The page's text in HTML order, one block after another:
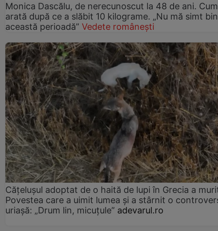
Monica Dascălu, de nerecunoscut la 48 de ani. Cum
arată după ce a slăbit 10 kilograme. „Nu mă simt
această perioadă” Vedete românești
Cățelușul adoptat de o haită de lupi în Grecia a
Povestea care a uimit lumea și a stârnit o
uriașă: „Drum lin, micuțule” adevarul.ro